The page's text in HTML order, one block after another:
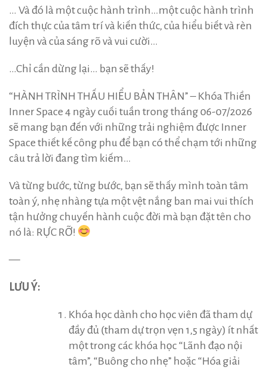
… Và đó là một cuộc hành trình…một cuộc hành trình
đích thực của tâm trí và kiến thức, của hiểu biết và rèn
luyện và của sáng rõ và vui cười…
…Chỉ cần dừng lại… bạn sẽ thấy!
“HÀNH TRÌNH THẤU HIỂU BẢN THÂN” – Khóa Thiền
Inner Space 4 ngày cuối tuần trong tháng 06-07/2026
sẽ mang bạn đến với những trải nghiệm được Inner
Space thiết kế công phu để bạn có thể chạm tới những
câu trả lời đang tìm kiếm…
Và từng bước, từng bước, bạn sẽ thấy mình toàn tâm
toàn ý, nhẹ nhàng tựa một vệt nắng ban mai vui thích
tận hưởng chuyến hành cuộc đời mà bạn đặt tên cho
nó là: RỰC RỠ!
—
LƯU Ý:
Khóa học dành cho học viên đã tham dự
đầy đủ (tham dự trọn vẹn 1,5 ngày) ít nhất
một trong các khóa học “Lãnh đạo nội
tâm”, “Buông cho nhẹ” hoặc “Hóa giải